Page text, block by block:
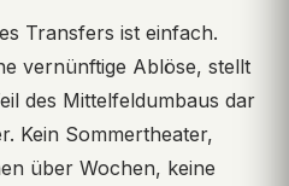
Transfers ist einfach.
vernünftige Ablöse, stellt
des Mittelfeldumbaus dar
Kein Sommertheater,
über Wochen, keine